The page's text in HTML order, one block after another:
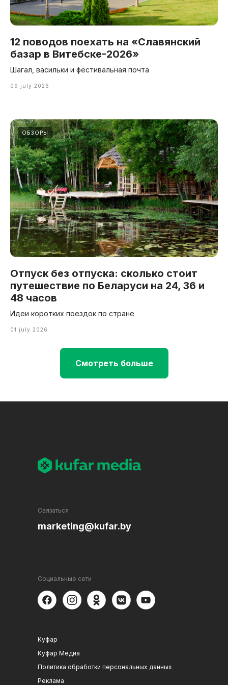
12 поводов поехать на «Славянский
базар в Витебске-2026»
Шагал, васильки и фестивальная почта
09 july 2026
ОБЗОРЫ
Отпуск без отпуска: сколько стоит
путешествие по Беларуси на 24, 36 и
48 часов
Идеи коротких поездок по стране
01 july 2026
Смотреть больше
Социальные сети
marketing@kufar.by
Связаться
Реклама
Политика обработки персональных данных
Куфар Медиа
Куфар